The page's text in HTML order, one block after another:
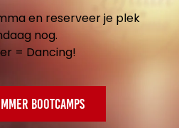
Maand
persoon
en reserveer je plek
nog.
= Dancing!
Bootcamps